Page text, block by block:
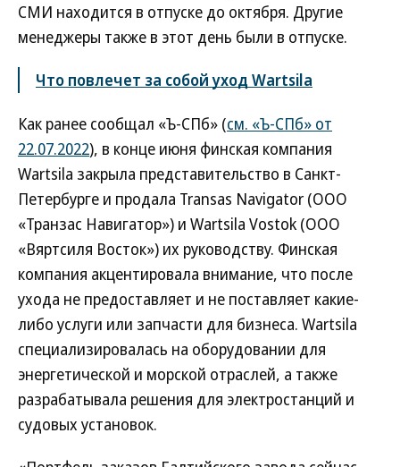
СМИ находится в отпуске до октября. Другие
менеджеры также в этот день были в отпуске.
Что повлечет за собой уход Wartsila
Как ранее сообщал «Ъ-СПб» (см. «Ъ-СПб» от
22.07.2022), в конце июня финская компания
Wartsila закрыла представительство в Санкт-
Петербурге и продала Transas Navigator (ООО
«Транзас Навигатор») и Wartsila Vostok (ООО
«Вяртсиля Восток») их руководству. Финская
компания акцентировала внимание, что после
ухода не предоставляет и не поставляет какие-
либо услуги или запчасти для бизнеса. Wartsila
специализировалась на оборудовании для
энергетической и морской отраслей, а также
разрабатывала решения для электростанций и
судовых установок.